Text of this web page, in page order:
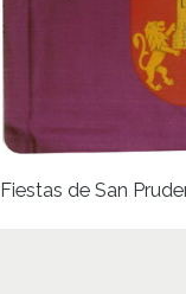
Fiestas de San